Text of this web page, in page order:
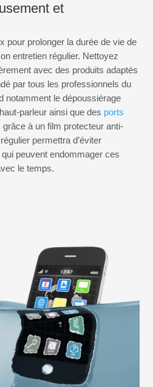
et
pour prolonger la durée de vie de
entretien régulier. Nettoyez
avec des produits adaptés
par tous les professionnels du
notamment le dépoussiérage
parleur ainsi que des ports
à un film protecteur anti-
permettra d’éviter
peuvent endommager ces
le temps.